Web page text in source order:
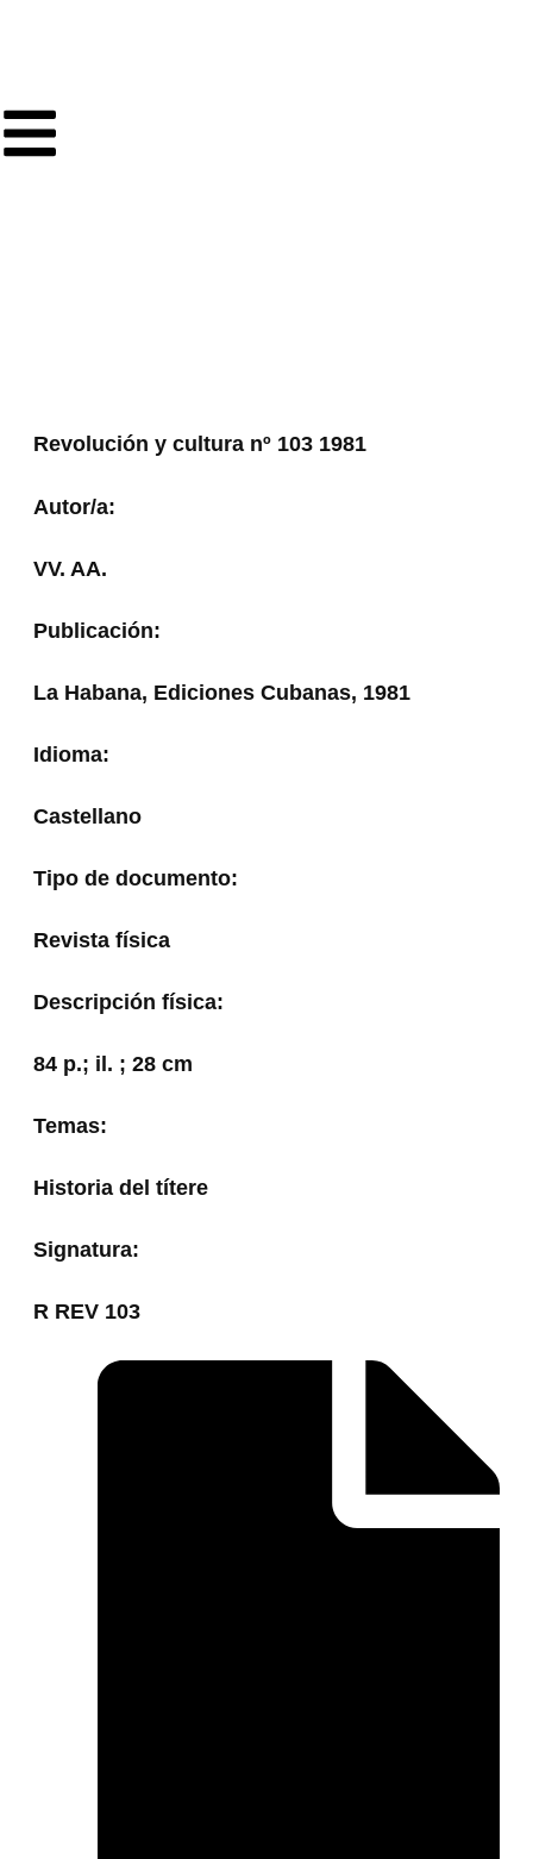
Revolución y cultura nº 103 1981
Autor/a:
VV. AA.
Publicación:
La Habana, Ediciones Cubanas, 1981
Idioma:
Castellano
Tipo de documento:
Revista física
Descripción física:
84 p.; il. ; 28 cm
Temas:
Historia del títere
Signatura:
R REV 103